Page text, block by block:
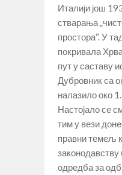
Италији још
стварања
простора“. У
покривала
пут у саставу
Дубровник са
налазило око
Настојало се
тим у вези
правни темељ
законодавству
одредба за